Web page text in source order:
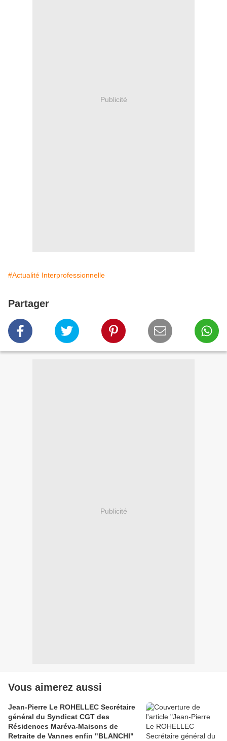
Publicité
#Actualité Interprofessionnelle
Partager
Publicité
Vous aimerez aussi
Jean-Pierre Le ROHELLEC Secrétaire
général du Syndicat CGT des
Résidences Maréva-Maisons de
Retraite de Vannes enfin "BLANCHI"